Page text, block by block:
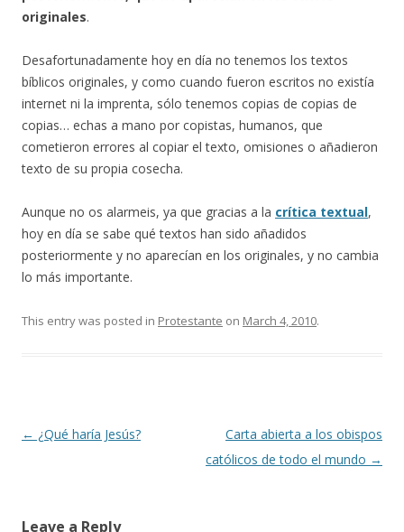
originales.
Desafortunadamente hoy en día no tenemos los textos
bíblicos originales, y como cuando fueron escritos no existía
internet ni la imprenta, sólo tenemos copias de copias de
copias… echas a mano por copistas, humanos, que
cometieron errores al copiar el texto, omisiones o añadieron
texto de su propia cosecha.
Aunque no os alarmeis, ya que gracias a la crítica textual,
hoy en día se sabe qué textos han sido añadidos
posteriormente y no aparecían en los originales, y no cambia
lo más importante.
This entry was posted in Protestante on March 4, 2010.
Post
← ¿Qué haría Jesús?
Carta abierta a los obispos
católicos de todo el mundo →
Leave a Reply